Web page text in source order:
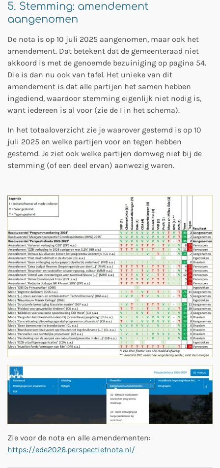
5. Stemming: amendement
aangenomen
De nota is op 10 juli 2025 aangenomen, maar ook het
amendement. Dat betekent dat de gemeenteraad niet
akkoord is met de genoemde bezuiniging op pagina 54.
Die is dan nu ook van tafel. Het unieke van dit
amendement is dat alle partijen het samen hebben
ingediend, waardoor stemming eigenlijk niet nodig is,
want iedereen is al voor (zie de I in het schema).
In het totaaloverzicht zie je waarover gestemd is op 10
juli 2025 en welke partijen voor en tegen hebben
gestemd. Je ziet ook welke partijen domweg niet bij de
stemming (of een deel ervan) aanwezig waren.
Zie voor de nota en alle amendementen:
https://ede2026.perspectiefnota.nl/